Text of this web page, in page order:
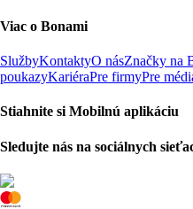
Viac o Bonami
SlužbyKontaktyO násZnačky na
poukazyKariéraPre firmyPre
Stiahnite si Mobilnú aplikáciu
Sledujte nás na sociálnych